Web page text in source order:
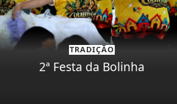
TRADIÇÃO
2ª Festa da Bolinha